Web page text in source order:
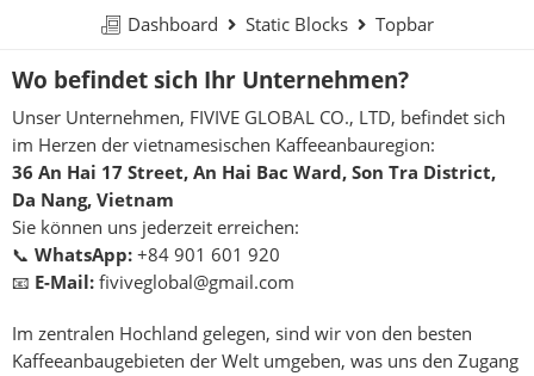
Dashboard Static Blocks Topbar
Wo befindet sich Ihr Unternehmen?
Unser Unternehmen, FIVIVE GLOBAL CO., LTD, befindet sich
im Herzen der vietnamesischen Kaffeeanbauregion:
36 An Hai 17 Street, An Hai Bac Ward, Son Tra District,
Da Nang, Vietnam
Sie können uns jederzeit erreichen:
📞 WhatsApp: +84 901 601 920
📧 E-Mail: fiviveglobal@gmail.com
Im zentralen Hochland gelegen, sind wir von den besten
Kaffeeanbaugebieten der Welt umgeben, was uns den Zugang